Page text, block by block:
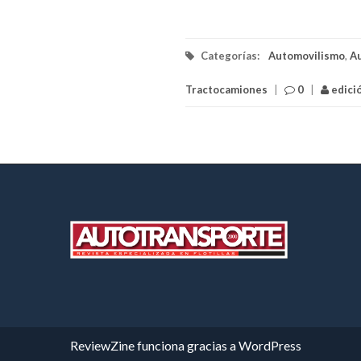
Categorías: Automovilismo,
Tractocamiones 0
ReviewZinefunciona gracias aWordPress